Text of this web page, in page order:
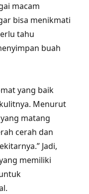
macam
bisa menikmati
tahu
buah
yang baik
Menurut
matang
cerah dan
Jadi,
memiliki